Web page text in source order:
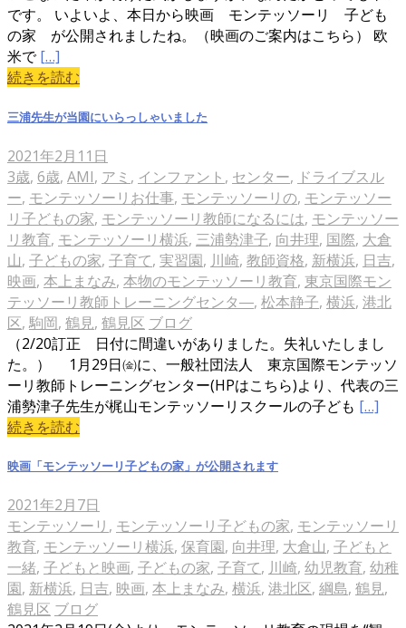
です。 いよいよ、本日から映画 モンテッソーリ 子ども
の家 が公開されましたね。（映画のご案内はこちら） 欧
米で[…]
続きを読む
三浦先生が当園にいらっしゃいました
2021年2月11日
3歳, 6歳, AMI, アミ , インファント , センター, ドライブスル
ー, モンテッソーリお仕事, モンテッソーリの, モンテッソー
リ子どもの家, モンテッソーリ教師になるには, モンテッソー
リ教育, モンテッソーリ横浜, 三浦勢津子, 向井理, 国際, 大倉
山, 子どもの家, 子育て, 実習園, 川崎, 教師資格, 新横浜, 日吉,
映画, 本上まなみ, 本物のモンテッソーリ教育, 東京国際モン
テッソーリ教師トレーニングセンタ―, 松本静子, 横浜, 港北
区, 駒岡, 鶴見, 鶴見区 ブログ
（2/20訂正 日付に間違いがありました。失礼いたしまし
た。） 1月29日㈮に、一般社団法人 東京国際モンテッソ
ーリ教師トレーニングセンター(HPはこちら)より、代表の三
浦勢津子先生が梶山モンテッソーリスクールの子ども […]
続きを読む
映画「モンテッソーリ子どもの家」が公開されます
2021年2月7日
モンテッソーリ , モンテッソーリ子どもの家, モンテッソーリ
教育, モンテッソーリ横浜, 保育園, 向井理, 大倉山, 子どもと
一緒, 子どもと映画, 子どもの家, 子育て, 川崎, 幼児教育, 幼稚
園, 新横浜, 日吉, 映画, 本上まなみ, 横浜, 港北区, 綱島, 鶴見,
鶴見区 ブログ